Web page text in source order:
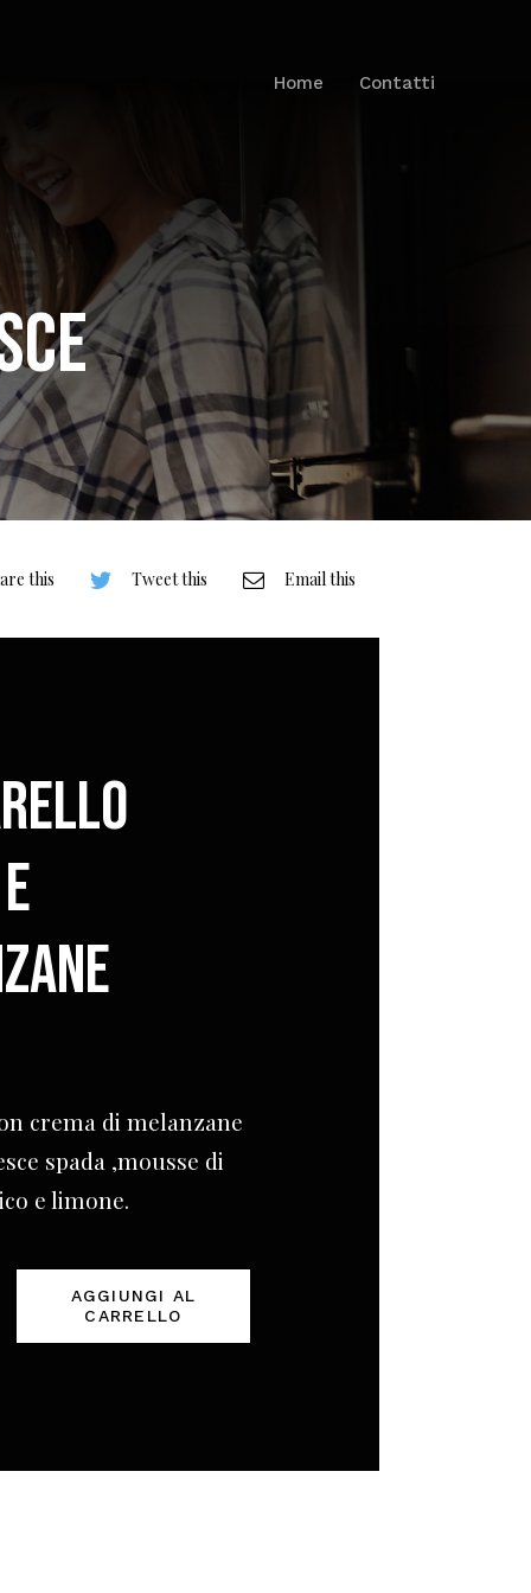
Home Contatti
this Tweet this Email this
crema di melanzane
spada ,mousse di
e limone.
AGGIUNGI AL
CARRELLO